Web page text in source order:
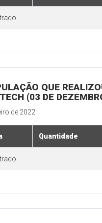
QUE
(03 DE
de 2022
Quantidade